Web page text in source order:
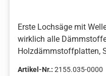
Erste Lochsäge mit
wirklich alle
Holzdämmstoffplatten,
Artikel-Nr.: 2155.035-0000